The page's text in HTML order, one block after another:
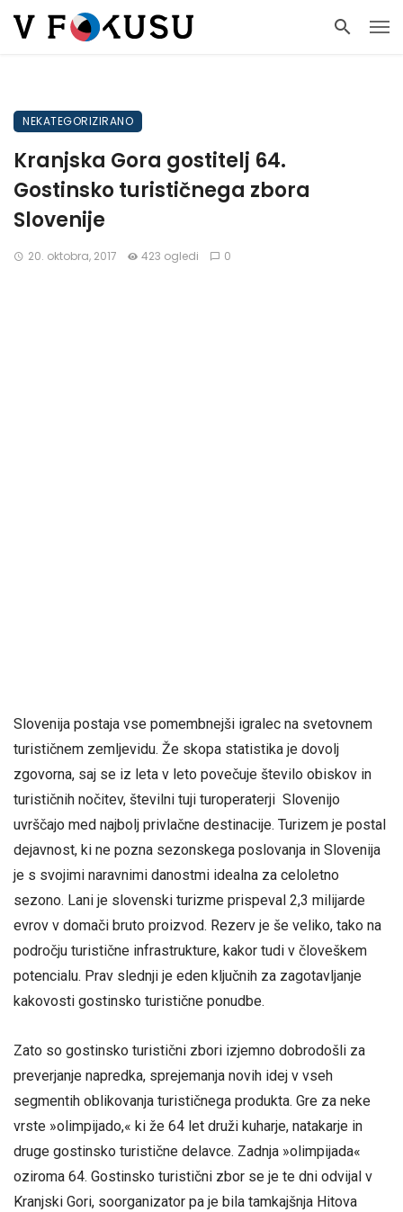
NEKATEGORIZIRANO
Kranjska Gora gostitelj 64.
Gostinsko turističnega zbora
Slovenije
20. oktobra, 2017 423 ogledi 0
Slovenija postaja vse pomembnejši igralec na svetovnem
turističnem zemljevidu. Že skopa statistika je dovolj
zgovorna, saj se iz leta v leto povečuje število obiskov in
turističnih nočitev, številni tuji turoperaterji Slovenijo
uvrščajo med najbolj privlačne destinacije. Turizem je postal
dejavnost, ki ne pozna sezonskega poslovanja in Slovenija
je s svojimi naravnimi danostmi idealna za celoletno
sezono. Lani je slovenski turizme prispeval 2,3 milijarde
evrov v domači bruto proizvod. Rezerv je še veliko, tako na
področju turistične infrastrukture, kakor tudi v človeškem
potencialu. Prav slednji je eden ključnih za zagotavljanje
kakovosti gostinsko turistične ponudbe.
Zato so gostinsko turistični zbori izjemno dobrodošli za
preverjanje napredka, sprejemanja novih idej v vseh
segmentih oblikovanja turističnega produkta. Gre za neke
vrste »olimpijado,« ki že 64 let druži kuharje, natakarje in
druge gostinsko turistične delavce. Zadnja »olimpijada«
oziroma 64. Gostinsko turistični zbor se je te dni odvijal v
Kranjski Gori, soorganizator pa je bila tamkajšnja Hitova